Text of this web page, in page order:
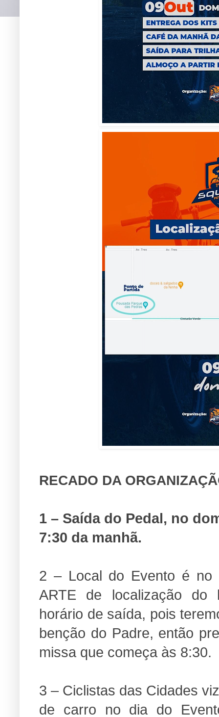
RECADO DA
1 – Saída do Pedal, no
7:30 da manhã.
2 – Local do Evento é no
ARTE de localização do
horário de saída, pois
benção do Padre, então
missa que começa às 8:30.
3 – Ciclistas das Cidades
de carro no dia do